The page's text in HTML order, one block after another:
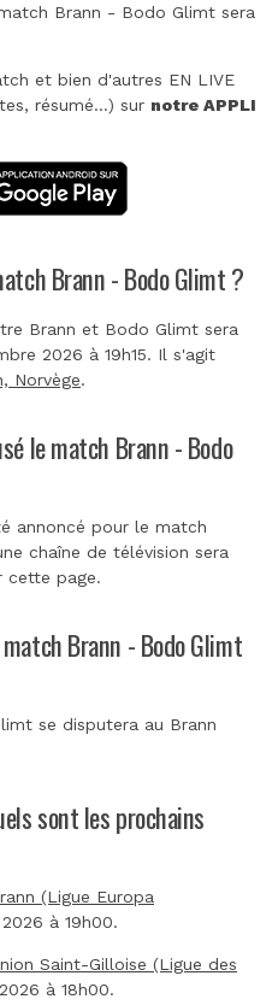
Brann - Bodo Glimt sera
et bien d'autres EN LIVE
résumé...) sur notre APPLI
Brann - Bodo Glimt ?
Brann et Bodo Glimt sera
2026 à 19h15. Il s'agit
Norvège.
le match Brann - Bodo
annoncé pour le match
chaîne de télévision sera
cette page.
Brann - Bodo Glimt
se disputera au Brann
sont les prochains
(Ligue Europa
à 19h00.
Saint-Gilloise (Ligue des
à 18h00.